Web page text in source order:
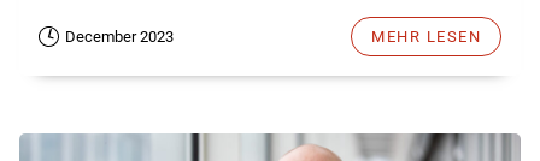
December 2023 MEHR LESEN